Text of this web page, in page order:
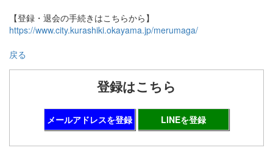
【登録・退会の手続きはこちらから】
https://www.city.kurashiki.okayama.jp/merumaga/
戻る
登録はこちら
メールアドレスを登録 LINEを登録